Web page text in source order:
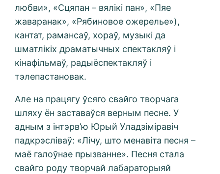
любви», «Сцяпан – вялікі пан», «Пяе
жаваранак», «Рябиновое ожерелье»),
кантат, рамансаў, хораў, музыкі да
шматлікіх драматычных спектакляў і
кінафільмаў, радыёспектакляў і
тэлепастановак.
Але на працягу ўсяго свайго творчага
шляху ён заставаўся верным песне. У
адным з інтэрв’ю Юрый Уладзі­міравіч
падкрэсліваў: «Лічу, што менавіта песня –
маё галоўнае прызванне». Песня стала
свайго роду творчай лабараторыяй